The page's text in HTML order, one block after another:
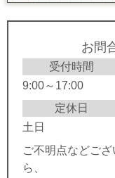
お問
受付時間
9:00～17:00
定休日
土日
ご不明点などござ
ら、